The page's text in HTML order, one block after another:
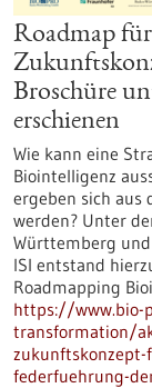
Roadmap
Broschüre
erschienen
Wie kann eine
Biointelligenz
ergeben sich aus
werden? Unter
Württemberg
ISI entstand
Roadmapping
https://www.bio-
transformation/
federfuehrung-